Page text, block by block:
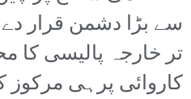
سے بڑا دشمن قرار دے
تر خارجہ پالیسی کا
کاروائی پرہی مرکوز